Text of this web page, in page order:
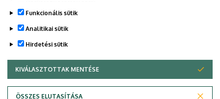
Legutóbbi frissítés: 2024. 01. 11. 13:21
Adatvédelem
Funkcionális sütik
Analitikai sütik
Hirdetési sütik
KIVÁLASZTOTTAK MENTÉSE
ÖSSZES ELUTASÍTÁSA
WITHDRAW CONSENT